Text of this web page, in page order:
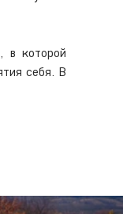
которой
себя. В